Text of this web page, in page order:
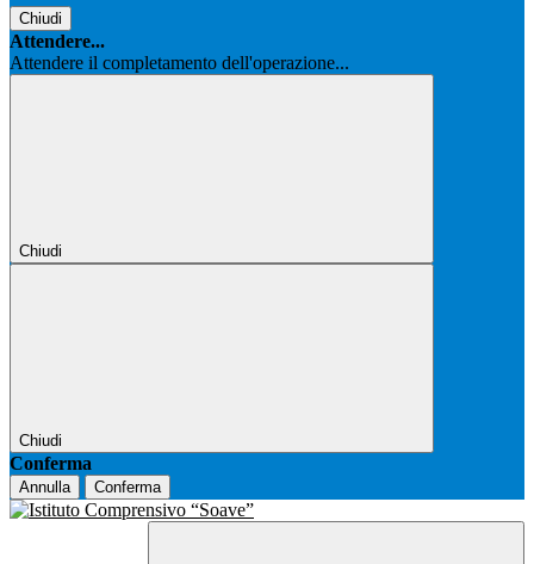
Chiudi
Attendere...
Attendere il completamento dell'operazione...
Chiudi
Chiudi
Conferma
Annulla Conferma